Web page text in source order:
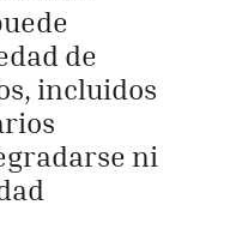
de
incluidos
ni